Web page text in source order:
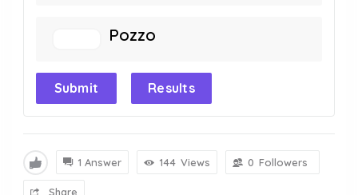
Pozzo
Submit Results
1 Answer 144 Views 0 Followers
Share